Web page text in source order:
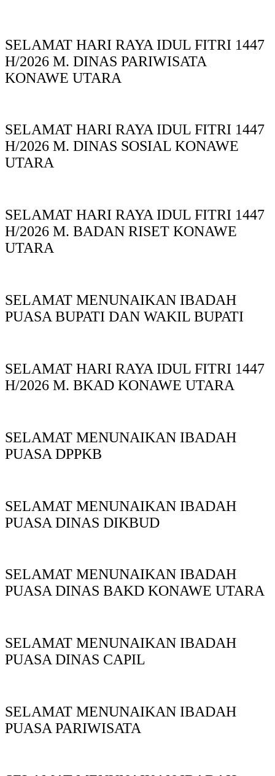
SELAMAT HARI RAYA IDUL FITRI 1447
H/2026 M. DINAS PARIWISATA
KONAWE UTARA
SELAMAT HARI RAYA IDUL FITRI 1447
H/2026 M. DINAS SOSIAL KONAWE
UTARA
SELAMAT HARI RAYA IDUL FITRI 1447
H/2026 M. BADAN RISET KONAWE
UTARA
SELAMAT MENUNAIKAN IBADAH
PUASA BUPATI DAN WAKIL BUPATI
SELAMAT HARI RAYA IDUL FITRI 1447
H/2026 M. BKAD KONAWE UTARA
SELAMAT MENUNAIKAN IBADAH
PUASA DPPKB
SELAMAT MENUNAIKAN IBADAH
PUASA DINAS DIKBUD
SELAMAT MENUNAIKAN IBADAH
PUASA DINAS BAKD KONAWE UTARA
SELAMAT MENUNAIKAN IBADAH
PUASA DINAS CAPIL
SELAMAT MENUNAIKAN IBADAH
PUASA PARIWISATA